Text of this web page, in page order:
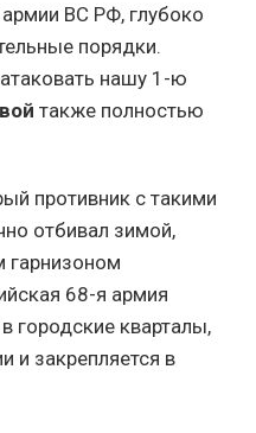
ВС РФ, глубоко
порядки.
нашу 1-ю
также полностью
противник с такими
отбивал зимой,
гарнизоном
68-я армия
городские кварталы,
и закрепляется в